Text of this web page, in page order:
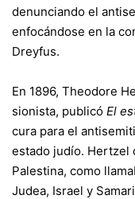
denunciando el
enfocándose en la
Dreyfus.
En 1896, Theodore
sionista, publicó El
cura para el
estado judío. Hertzel
Palestina, como
Judea, Israel y